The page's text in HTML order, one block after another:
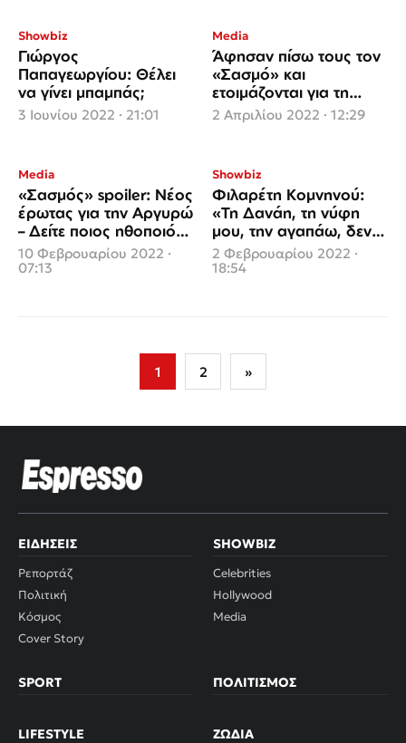
Showbiz
Γιώργος
Παπαγεωργίου: Θέλει
να γίνει μπαμπάς;
3 Ιουνίου 2022 · 21:01
Media
Άφησαν πίσω τους τον
«Σασμό» και
ετοιμάζονται για τη
Σπιναλόγκα
2 Απριλίου 2022 · 12:29
Media
«Σασμός» spoiler: Νέος
έρωτας για την Αργυρώ
– Δείτε ποιος ηθοποιός
μπαίνει στη σειρά
10 Φεβρουαρίου 2022 ·
07:13
Showbiz
Φιλαρέτη Κομνηνού:
«Τη Δανάη, τη νύφη
μου, την αγαπάω, δεν
της φέρθηκα σαν
πεθερά»
2 Φεβρουαρίου 2022 ·
18:54
Σελιδοποίηση
1 2 »
ΕΙΔΉΣΕΙΣ
Ρεπορτάζ
Πολιτική
Κόσμος
Cover Story
SHOWBIZ
Celebrities
Hollywood
Media
SPORT ΠΟΛΙΤΙΣΜΌΣ
LIFESTYLE ΖΏΔΙΑ